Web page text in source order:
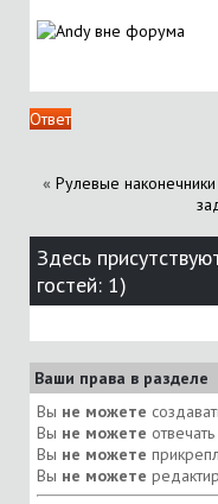
Ответ
« Рулевые
Здесь
гостей: 1)
Ваши права в разделе
Вы не можете
Вы не можете
Вы не можете
Вы не можете